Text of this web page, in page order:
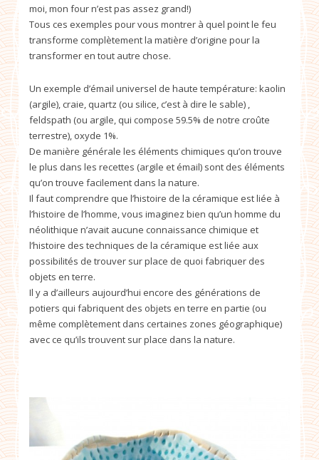
moi, mon four n’est pas assez grand!)
Tous ces exemples pour vous montrer à quel point le feu
transforme complètement la matière d’origine pour la
transformer en tout autre chose.
Un exemple d’émail universel de haute température: kaolin
(argile), craie, quartz (ou silice, c’est à dire le sable) ,
feldspath (ou argile, qui compose 59.5% de notre croûte
terrestre), oxyde 1%.
De manière générale les éléments chimiques qu’on trouve
le plus dans les recettes (argile et émail) sont des éléments
qu’on trouve facilement dans la nature.
Il faut comprendre que l’histoire de la céramique est liée à
l’histoire de l’homme, vous imaginez bien qu’un homme du
néolithique n’avait aucune connaissance chimique et
l’histoire des techniques de la céramique est liée aux
possibilités de trouver sur place de quoi fabriquer des
objets en terre.
Il y a d’ailleurs aujourd’hui encore des générations de
potiers qui fabriquent des objets en terre en partie (ou
même complètement dans certaines zones géographique)
avec ce qu’ils trouvent sur place dans la nature.